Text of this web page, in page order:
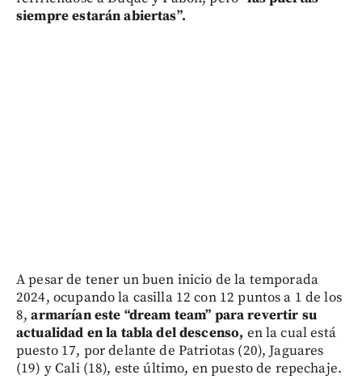
siempre estarán abiertas”.
A pesar de tener un buen inicio de la temporada
2024, ocupando la casilla 12 con 12 puntos a 1 de los
8,armarían este “dream team” para revertir su
actualidad en la tabla del descenso, en la cual está
puesto 17, por delante de Patriotas (20), Jaguares
(19) y Cali (18), este último, en puesto de repechaje.